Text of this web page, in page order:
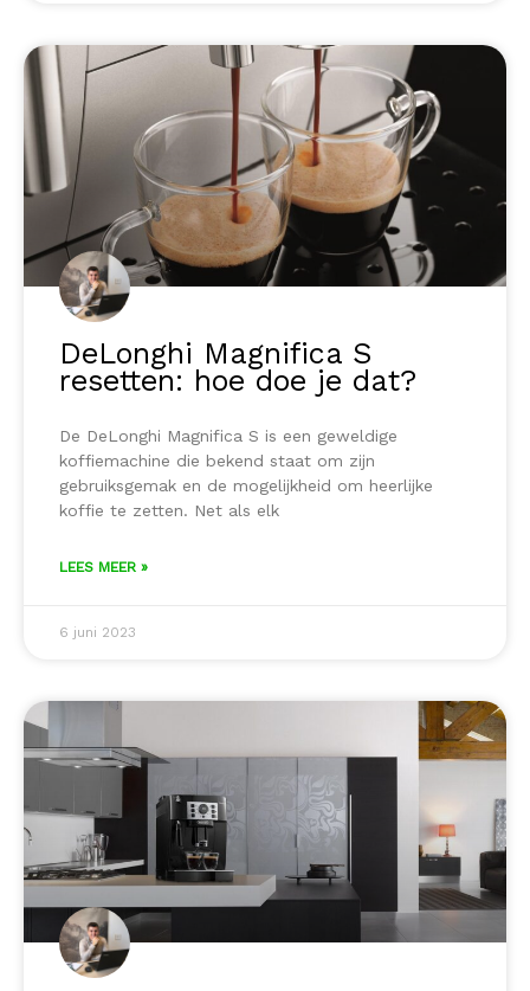
DeLonghi Magnifica S
resetten: hoe doe je dat?
De DeLonghi Magnifica S is een geweldige
koffiemachine die bekend staat om zijn
gebruiksgemak en de mogelijkheid om heerlijke
koffie te zetten. Net als elk
LEES MEER »
6 juni 2023